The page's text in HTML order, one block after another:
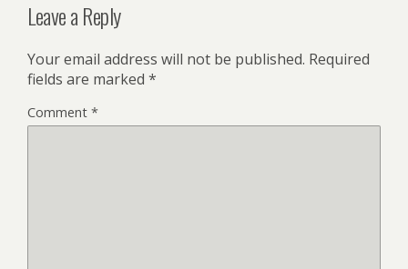
Leave a Reply
Your email address will not be published. Required
fields are marked *
Comment *